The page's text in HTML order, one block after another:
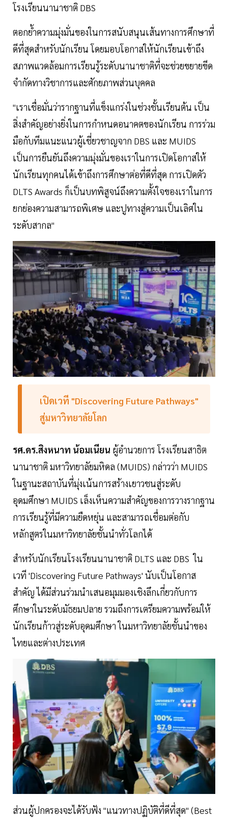
โรงเรียนนานาชาติ DBS
ตอกย้ำความมุ่งมั่นของในการสนับสนุนเส้นทางการศึกษาที่
ดีที่สุดสำหรับนักเรียน โดยมอบโอกาสให้นักเรียนเข้าถึง
สภาพแวดล้อมการเรียนรู้ระดับนานาชาติที่จะช่วยขยายขีด
จำกัดทางวิชาการและศักยภาพส่วนบุคคล
"เราเชื่อมั่นว่ารากฐานที่แข็งแกร่งในช่วงชั้นเรียนต้น เป็น
สิ่งสำคัญอย่างยิ่งในการกำหนดอนาคตของนักเรียน การร่วม
มือกับทีมแนะแนวผู้เชี่ยวชาญจาก DBS และ MUIDS
เป็นการยืนยันถึงความมุ่งมั่นของเราในการเปิดโอกาสให้
นักเรียนทุกคนได้เข้าถึงการศึกษาต่อที่ดีที่สุด การเปิดตัว
DLTS Awards ก็เป็นบทพิสูจน์ถึงความตั้งใจของเราในการ
ยกย่องความสามารถพิเศษ และปูทางสู่ความเป็นเลิศใน
ระดับสากล"
เปิดเวที "Discovering Future Pathways"
สู่มหาวิทยาลัยโลก
รศ.ดร.สิงหนาท น้อมเนียน ผู้อำนวยการ โรงเรียนสาธิต
นานาชาติ มหาวิทยาลัยมหิดล (MUIDS) กล่าวว่า MUIDS
ในฐานะสถาบันที่มุ่งเน้นการสร้างเยาวชนสู่ระดับ
อุดมศึกษา MUIDS เล็งเห็นความสำคัญของการวางรากฐาน
การเรียนรู้ที่มีความยืดหยุ่น และสามารถเชื่อมต่อกับ
หลักสูตรในมหาวิทยาลัยชั้นนำทั่วโลกได้
สำหรับนักเรียนโรงเรียนนานาชาติ DLTS และ DBS ใน
เวที 'Discovering Future Pathways' นับเป็นโอกาส
สำคัญ ได้มีส่วนร่วมนำเสนอมุมมองเชิงลึกเกี่ยวกับการ
ศึกษาในระดับมัธยมปลาย รวมถึงการเตรียมความพร้อมให้
นักเรียนก้าวสู่ระดับอุดมศึกษา ในมหาวิทยาลัยชั้นนำของ
ไทยและต่างประเทศ
ส่วนผู้ปกครองจะได้รับฟัง "แนวทางปฏิบัติที่ดีที่สุด" (Best